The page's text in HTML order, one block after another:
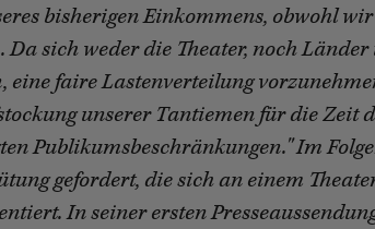
bisherigen Einkommens, obwohl
sich weder die Theater, noch
eine faire Lastenverteilung
unserer Tantiemen für die Zeit
Publikumsbeschränkungen." Im
gefordert, die sich an einem
In seiner ersten